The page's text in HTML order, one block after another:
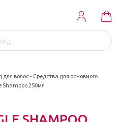
для волос- Средства для основного
Shampoo 250мл